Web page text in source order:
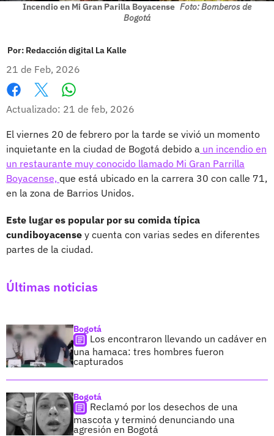
Incendio en Mi Gran Parilla Boyacense Foto: Bomberos de
Bogotá
Por: Redacción digital La Kalle
21 de Feb, 2026
Facebook
X
Actualizado: 21 de feb, 2026
El viernes 20 de febrero por la tarde se vivió un momento
inquietante en la ciudad de Bogotá debido a un incendio en
un restaurante muy conocido llamado Mi Gran Parrilla
Boyacense, que está ubicado en la carrera 30 con calle 71,
en la zona de Barrios Unidos.
Este lugar es popular por su comida típica
cundiboyacense y cuenta con varias sedes en diferentes
partes de la ciudad.
Últimas noticias
Bogotá
Los encontraron llevando un cadáver en
una hamaca: tres hombres fueron
capturados
Bogotá
Reclamó por los desechos de una
mascota y terminó denunciando una
agresión en Bogotá